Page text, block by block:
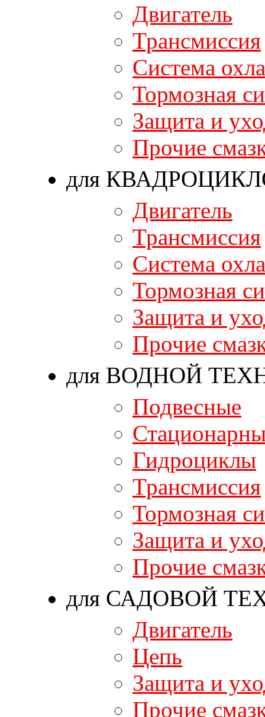
Двигатель
Трансмиссия
Система
Тормозная
Защита и
Прочие
для
Двигатель
Трансмиссия
Система
Тормозная
Защита и
Прочие
для ВОДНОЙ
Подвесные
Гидроциклы
Трансмиссия
Тормозная
Защита и
Прочие
для САДОВОЙ
Двигатель
Цепь
Защита и
Прочие